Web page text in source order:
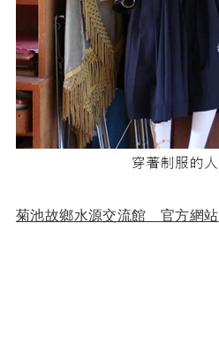
菊池故鄉水源交流館 官方網站